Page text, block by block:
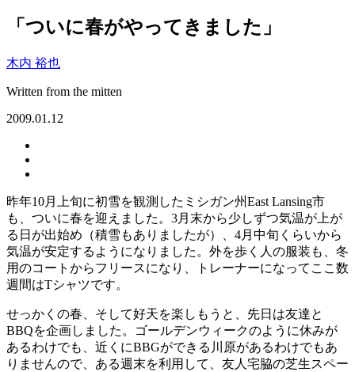
「ついに春がやってきました」
木内 裕也
Written from the mitten
2009.01.12
昨年10月上旬に初雪を観測したミシガン州East Lansing市
も、ついに春を迎えました。3月末から少しずつ気温が上が
る日が出始め（積雪もありましたが）、4月中旬くらいから
気温が安定するようになりました。外を歩く人の服装も、冬
用のコートからフリースになり、トレーナーになってここ数
週間はTシャツです。
せっかくの春、そして好天を楽しもうと、先日は友達と
BBQを企画しました。ゴールデンウィークのように休みが
あるわけでも、近くにBBGができる川原があるわけでもあ
りませんので、ある週末を利用して、友人宅脇の芝生スペー